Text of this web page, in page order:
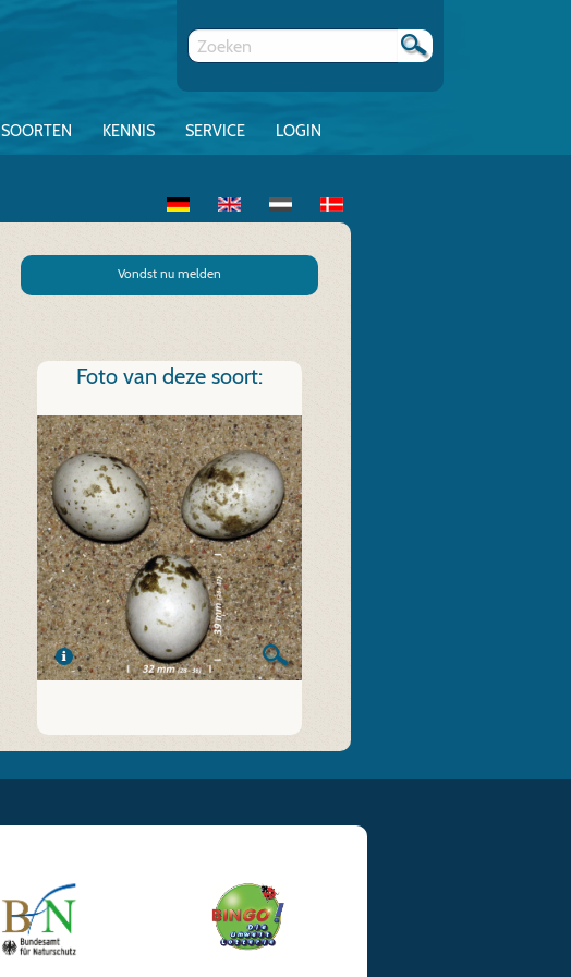
SOORTEN KENNIS SERVICE LOGIN
Vondst nu melden
Foto van deze soort: